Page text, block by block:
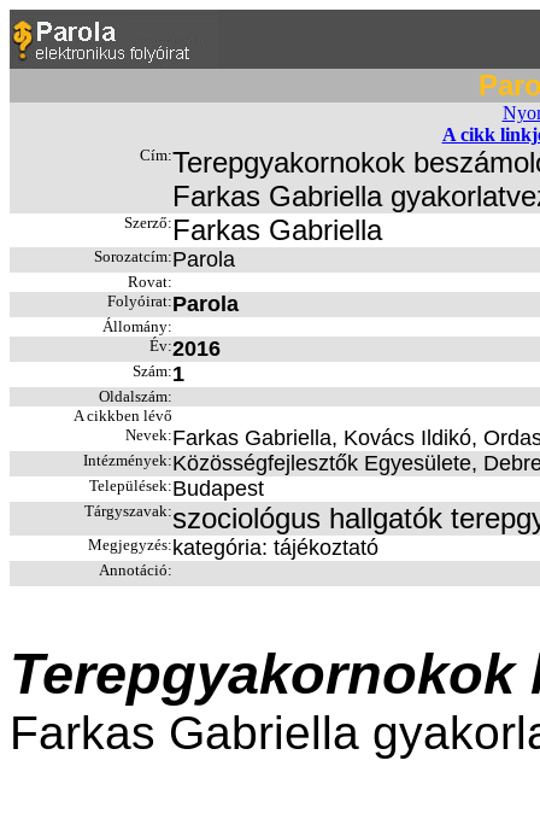
A cikk
Cím:Terepgyakornokok
Farkas Gabriella
Szerző: Farkas Gabriella
Sorozatcím:Parola
Rovat:
Folyóirat:Parola
Állomány:
Év:2016
Szám:1
Oldalszám:
A cikkben lévő
Nevek:Farkas Gabriella, Kovács Ildikó,
Intézmények:Közösségfejlesztők Egyesülete,
Települések:Budapest
Tárgyszavak:szociológus hallgatók
Megjegyzés: kategória: tájékoztató
Annotáció:
Terepgyakornokok
Farkas Gabriella